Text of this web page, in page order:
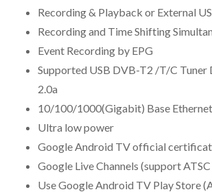
Recording & Playback or External
Recording and Time Shifting
Event Recording by EPG
Supported USB DVB-T2 /T/C Tuner
2.0a
10/100/1000(Gigabit) Base
Ultra low power
Google Android TV official
Google Live Channels (support
Use Google Android TV Play Store